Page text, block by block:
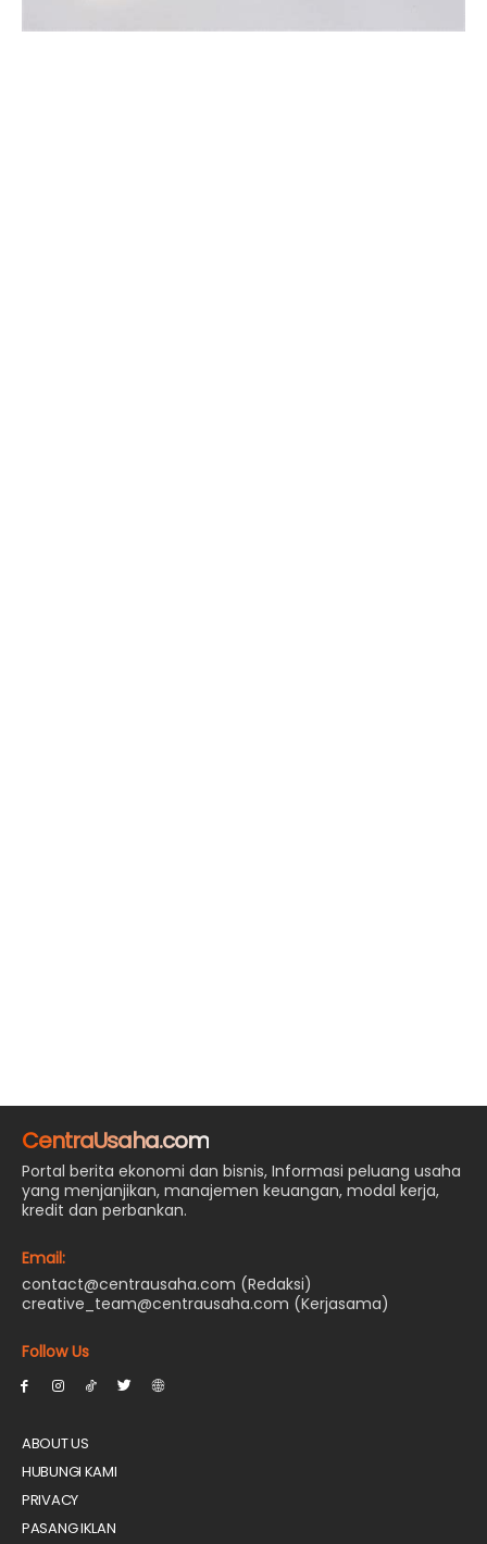
CentraUsaha.com
Portal berita ekonomi dan bisnis, Informasi peluang usaha
yang menjanjikan, manajemen keuangan, modal kerja,
kredit dan perbankan.
Email:
contact@centrausaha.com (Redaksi)
creative_team@centrausaha.com (Kerjasama)
Follow Us
ABOUT US
HUBUNGI KAMI
PRIVACY
PASANG IKLAN